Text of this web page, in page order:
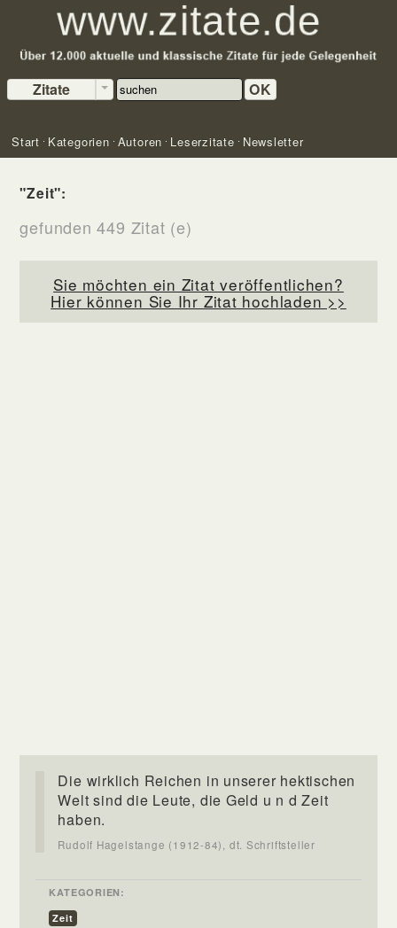
Zitate OK
Start Kategorien Autoren Leserzitate Newsletter
"Zeit":
gefunden 449 Zitat (e)
Sie möchten ein Zitat veröffentlichen?
Hier können Sie Ihr Zitat hochladen >>
Die wirklich Reichen in unserer hektischen
Welt sind die Leute, die Geld u n d Zeit
haben.
Rudolf Hagelstange (1912-84), dt. Schriftsteller
KATEGORIEN:
Zeit